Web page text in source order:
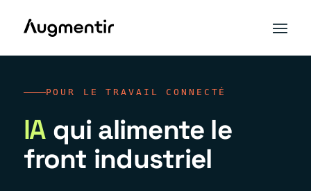
POUR LE TRAVAIL CONNECTÉ
IA qui alimente le
front industriel